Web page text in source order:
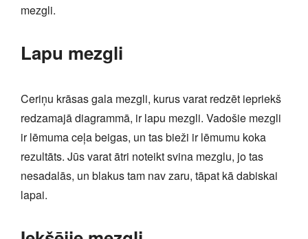
mezgli.
Lapu mezgli
Ceriņu krāsas gala mezgli, kurus varat redzēt iepriekš
redzamajā diagrammā, ir lapu mezgli. Vadošie mezgli
ir lēmuma ceļa beigas, un tas bieži ir lēmumu koka
rezultāts. Jūs varat ātri noteikt svina mezglu, jo tas
nesadalās, un blakus tam nav zaru, tāpat kā dabiskai
lapai.